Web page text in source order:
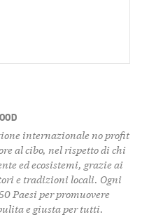
internazionale no profit
al cibo, nel rispetto di chi
ed ecosistemi, grazie ai
e tradizioni locali. Ogni
Paesi per promuovere
e giusta per tutti.